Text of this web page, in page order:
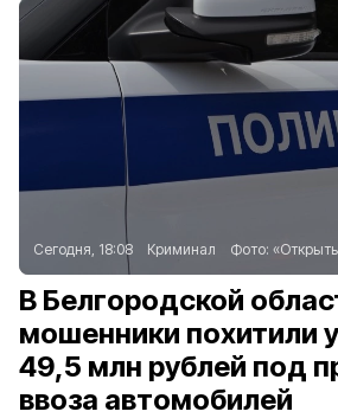
Сегодня, 18:08 Криминал Фото:
В Белгородской
мошенники похитили
49,5 млн рублей под
ввоза автомобилей